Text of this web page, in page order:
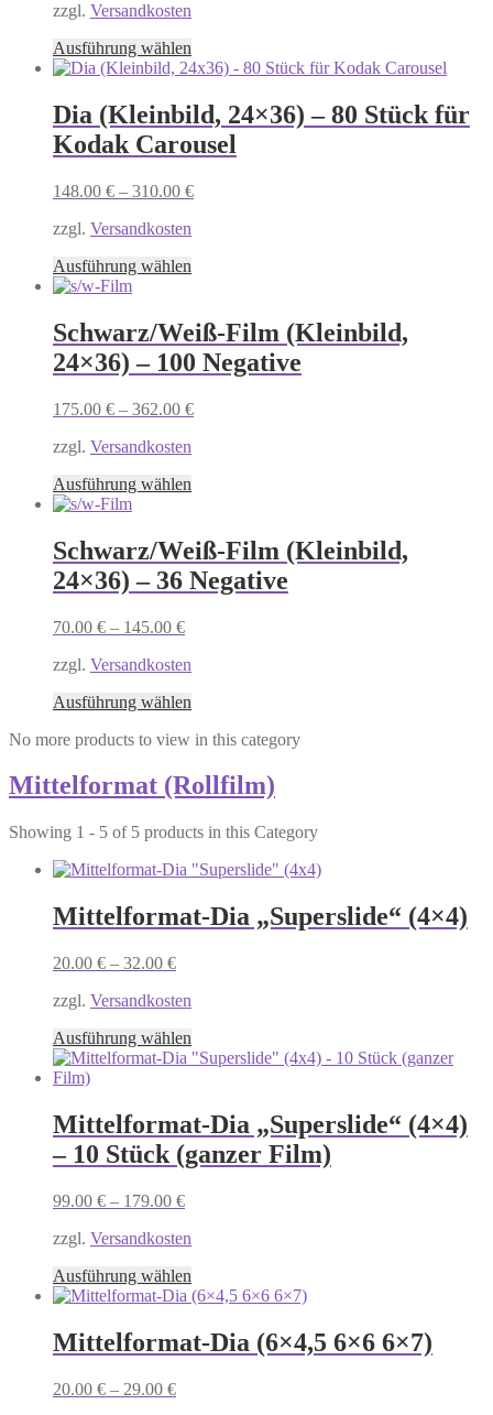
können
der
Produktseite
werden
zzgl. Versandkosten
Ausführung wählen
Produkt
mehrere
Varianten
auf.
Optionen
können
Dia (Kleinbild, 24×36) – 80 Stück für
Kodak Carousel
148.00 € – 310.00 €
zzgl. Versandkosten
Ausführung wählen
mehrere
Varianten
auf.
Optionen
können
Schwarz/Weiß-Film (Kleinbild,
24×36) – 100 Negative
175.00 € – 362.00 €
zzgl. Versandkosten
Ausführung wählen
mehrere
Varianten
auf.
werden
Schwarz/Weiß-Film (Kleinbild,
24×36) – 36 Negative
70.00 € – 145.00 €
zzgl. Versandkosten
Ausführung wählen
weist
Varianten
auf.
Optionen
können
auf
Produktseite
No more products to view in this category
Mittelformat (Rollfilm)
Showing 1 - 5 of 5 products in this Category
Mittelformat-Dia „Superslide“ (4×4)
20.00 € – 32.00 €
zzgl. Versandkosten
Ausführung wählen
Produkt
Varianten
auf.
Die
werden
Mittelformat-Dia „Superslide“ (4×4)
– 10 Stück (ganzer Film)
99.00 € – 179.00 €
zzgl. Versandkosten
Ausführung wählen
Produkt
mehrere
Varianten
Mittelformat-Dia (6×4,5 6×6 6×7)
20.00 € – 29.00 €